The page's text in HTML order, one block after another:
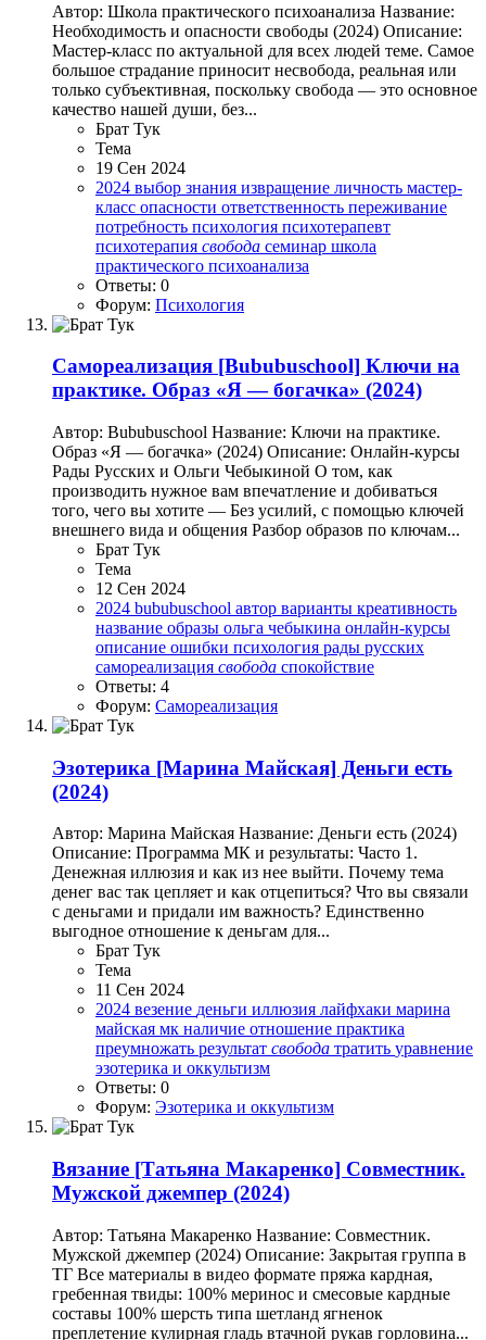
Автор: Школа практического психоанализа Название:
Необходимость и опасности свободы (2024) Описание:
Мастер-класс по актуальной для всех людей теме. Самое
большое страдание приносит несвобода, реальная или
только субъективная, поскольку свобода — это основное
качество нашей души, без...
Брат Тук
Тема
19 Сен 2024
2024 выбор знания извращение личность мастер-
класс опасности ответственность переживание
потребность психология психотерапевт
психотерапия свобода семинар школа
практического психоанализа
Ответы: 0
Форум: Психология
Самореализация [Bububuschool] Ключи на
практике. Образ «Я — богачка» (2024)
Автор: Bububuschool Название: Ключи на практике.
Образ «Я — богачка» (2024) Описание: Онлайн-курсы
Рады Русских и Ольги Чебыкиной О том, как
производить нужное вам впечатление и добиваться
того, чего вы хотите — Без усилий, с помощью ключей
внешнего вида и общения Разбор образов по ключам...
Брат Тук
Тема
12 Сен 2024
2024 bububuschool автор варианты креативность
название образы ольга чебыкина онлайн-курсы
описание ошибки психология рады русских
самореализация свобода спокойствие
Ответы: 4
Форум: Самореализация
Эзотерика [Марина Майская] Деньги есть
(2024)
Автор: Марина Майская Название: Деньги есть (2024)
Описание: Программа МК и результаты: Часто 1.
Денежная иллюзия и как из нее выйти. Почему тема
денег вас так цепляет и как отцепиться? Что вы связали
с деньгами и придали им важность? Единственно
выгодное отношение к деньгам для...
Брат Тук
Тема
11 Сен 2024
2024 везение деньги иллюзия лайфхаки марина
майская мк наличие отношение практика
преумножать результат свобода тратить уравнение
эзотерика и оккультизм
Ответы: 0
Форум: Эзотерика и оккультизм
Вязание [Татьяна Макаренко] Совместник.
Мужской джемпер (2024)
Автор: Татьяна Макаренко Название: Совместник.
Мужской джемпер (2024) Описание: Закрытая группа в
ТГ Все материалы в видео формате пряжа кардная,
гребенная твиды: 100% меринос и смесовые кардные
составы 100% шерсть типа шетланд ягненок
преплетение кулирная гладь втачной рукав горловина...